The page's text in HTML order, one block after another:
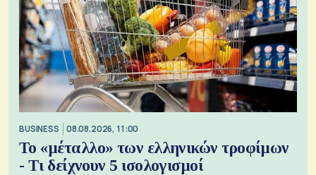
BUSINESS 08.08.2026, 11:00
Το «μέταλλο» των ελληνικών τροφίμων
- Τι δείχνουν 5 ισολογισμοί